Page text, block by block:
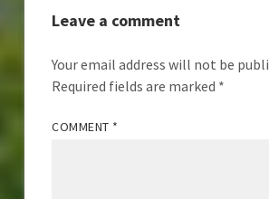
Leave a comment
Your email address will not be
Required fields are marked *
COMMENT *